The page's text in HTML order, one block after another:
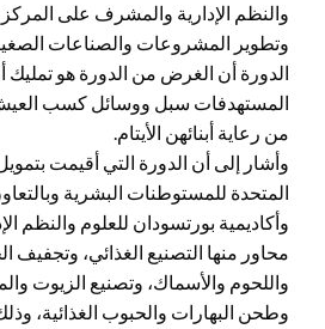
والنظم الإدارية والمشرف على المركز
وتطوير المشروعات والصناعات
الدورة أن الغرض من الدورة هو تمليك
المستهدفات سبل ووسائل كسب العيش
من رعاية أبنائهن الأيتام.
وأشار إلى أن الدورة التي أقيمت
المتحدة للمستوطنات البشرية
وأكاديمية بورتسودان للعلوم والنظم
محاور منها التصنيع الغذائي، وتجفيف
واللحوم والأسماك، وتصنيع الزيوت
وطحن البهارات والحبوب الغذائية،